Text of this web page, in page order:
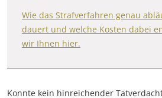
Wie das Strafverfahren genau
dauert und welche Kosten dabei
wir Ihnen hier.
Konnte kein hinreichender